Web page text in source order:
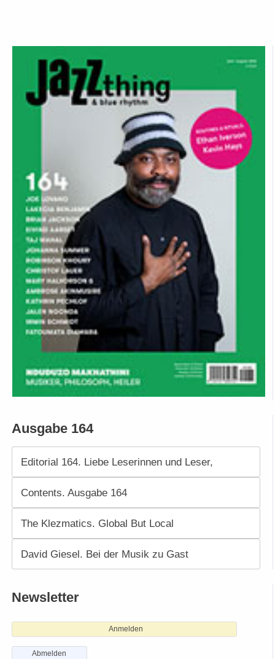
Ausgabe 164
Editorial 164. Liebe Leserinnen und Leser,
Contents. Ausgabe 164
The Klezmatics. Global But Local
David Giesel. Bei der Musik zu Gast
Newsletter
Anmelden
Abmelden